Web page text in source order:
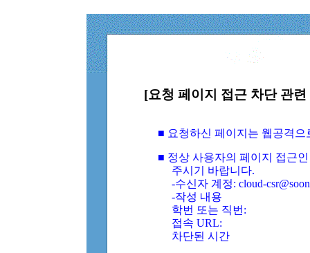
[요청 페이지 접근 차단 관
■ 요청하신 페이지는 웹공격
■ 정상 사용자의 페이지 접근
주시기 바랍니다.
-수신자 계정: cloud-
-작성 내용
학번 또는 직번:
접속 URL:
차단된 시간